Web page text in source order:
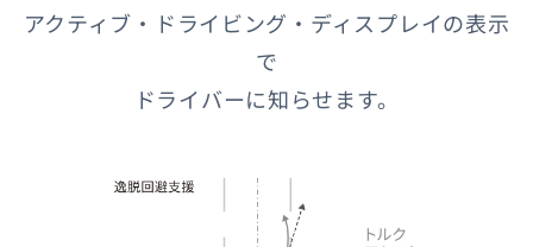
アクティブ・ドライビング・ディスプレイの表示
で
ドライバーに知らせます。